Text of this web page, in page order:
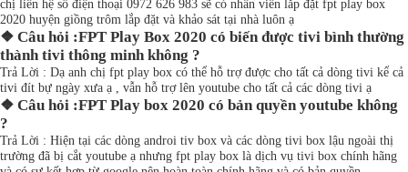
chị liên hệ số điện thoại 0972 626 983 sẽ có nhân viên lắp đặt fpt play box
2020 huyện giồng trôm lắp đặt và khảo sát tại nhà luôn ạ
❖ Câu hỏi :FPT Play Box 2020 có biến được tivi bình thường
thành tivi thông minh không ?
Trả Lời : Dạ anh chị fpt play box có thể hỗ trợ được cho tất cả dòng tivi kể cả
tivi đít bự ngày xưa ạ , vẫn hỗ trợ lên youtube cho tất cả các dòng tivi ạ
❖ Câu hỏi :FPT Play box 2020 có bản quyền youtube không
?
Trả Lời : Hiện tại các dòng androi tiv box và các dòng tivi box lậu ngoài thị
trường đã bị cắt youtube ạ nhưng fpt play box là dịch vụ tivi box chính hãng